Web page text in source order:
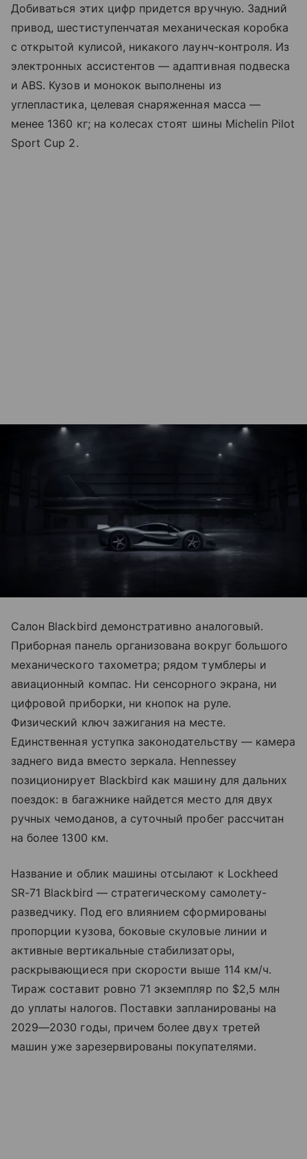
Добиваться этих цифр придется вручную. Задний
привод, шестиступенчатая механическая коробка
с открытой кулисой, никакого лаунч-контроля. Из
электронных ассистентов — адаптивная подвеска
и ABS. Кузов и монокок выполнены из
углепластика, целевая снаряженная масса —
менее 1360 кг; на колесах стоят шины Michelin Pilot
Sport Cup 2.
Салон Blackbird демонстративно аналоговый.
Приборная панель организована вокруг большого
механического тахометра; рядом тумблеры и
авиационный компас. Ни сенсорного экрана, ни
цифровой приборки, ни кнопок на руле.
Физический ключ зажигания на месте.
Единственная уступка законодательству — камера
заднего вида вместо зеркала. Hennessey
позиционирует Blackbird как машину для дальних
поездок: в багажнике найдется место для двух
ручных чемоданов, а суточный пробег рассчитан
на более 1300 км.
Название и облик машины отсылают к Lockheed
SR-71 Blackbird — стратегическому самолету-
разведчику. Под его влиянием сформированы
пропорции кузова, боковые скуловые линии и
активные вертикальные стабилизаторы,
раскрывающиеся при скорости выше 114 км/ч.
Тираж составит ровно 71 экземпляр по $2,5 млн
до уплаты налогов. Поставки запланированы на
2029—2030 годы, причем более двух третей
машин уже зарезервированы покупателями.